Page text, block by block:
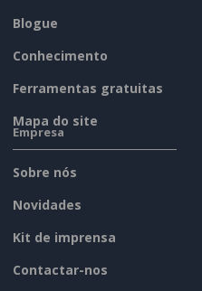
Blogue
Conhecimento
Ferramentas gratuitas
Mapa do site
Empresa
Sobre nós
Novidades
Kit de imprensa
Contactar-nos